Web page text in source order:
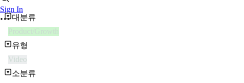
Sign In
대분류
Product/Growth
유형
Video
소분류